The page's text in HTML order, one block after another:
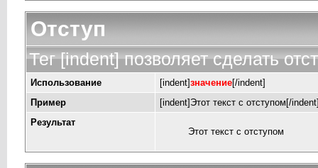
Отступ
Тег [indent] позволяет сделать
Использование [indent]значение[/indent]
Пример
[indent]Этот текст с отступом[/
Результат
Этот текст с отступом